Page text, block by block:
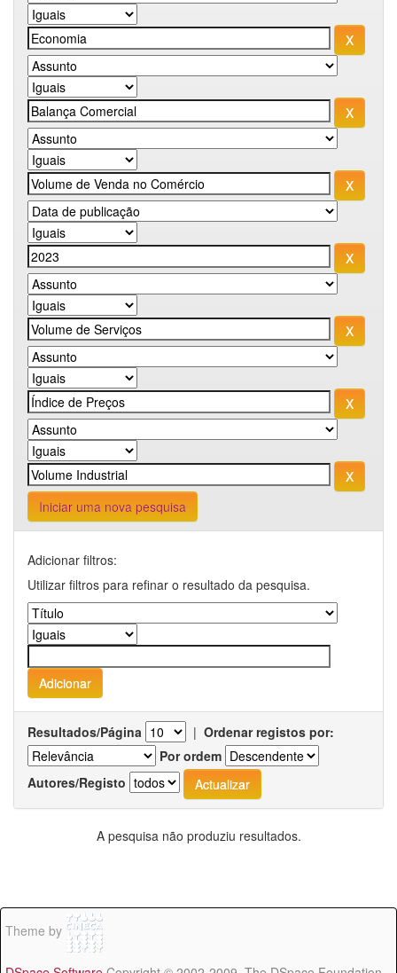
Iniciar uma nova pesquisa
Adicionar filtros:
Utilizar filtros para refinar o resultado da pesquisa.
Resultados/Página | Ordenar registos por:
Por ordem
Autores/Registo
A pesquisa não produziu resultados.
Theme by